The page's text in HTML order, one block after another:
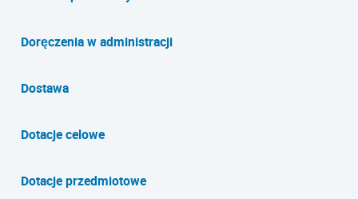
Doręczenia w administracji
Dostawa
Dotacje celowe
Dotacje przedmiotowe